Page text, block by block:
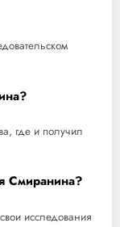
где и получил
Смиранина?
исследования